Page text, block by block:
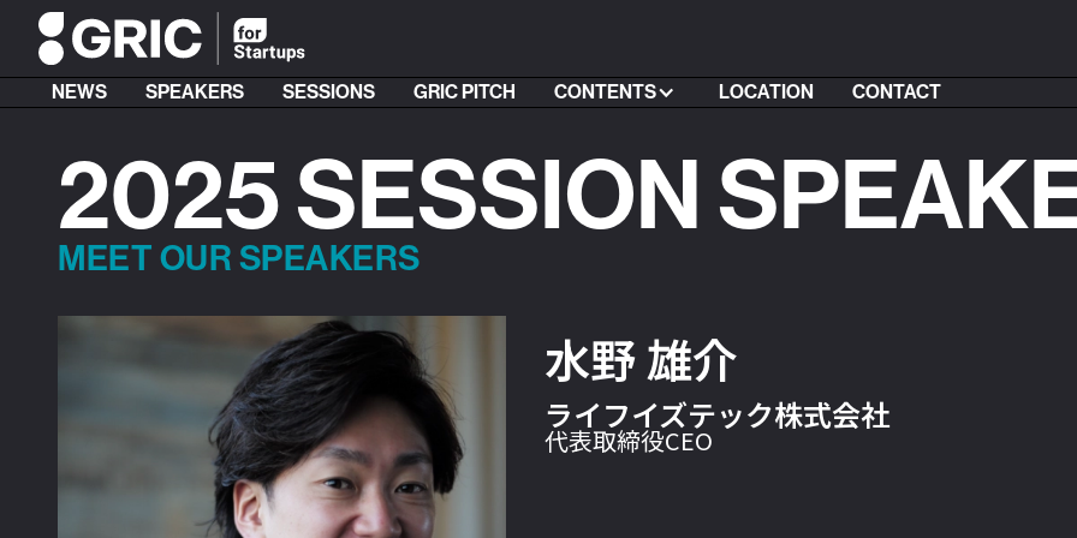
NEWS SPEAKERS SESSIONS GRIC PITCH CONTENTS LOCATION CONTACT
2025 SESSION
MEET OUR SPEAKERS
水野 雄介
ライフイズテック株式会社
代表取締役CEO